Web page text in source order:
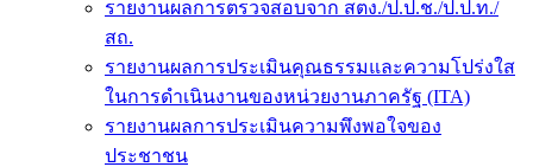
รายงานผลการตรวจสอบจาก สตง./ป.ป.ช./ป.ป.ท./
สถ.
รายงานผลการประเมินคุณธรรมและความโปร่งใส
ในการดำเนินงานของหน่วยงานภาครัฐ (ITA)
รายงานผลการประเมินความพึงพอใจของ
ประชาชน